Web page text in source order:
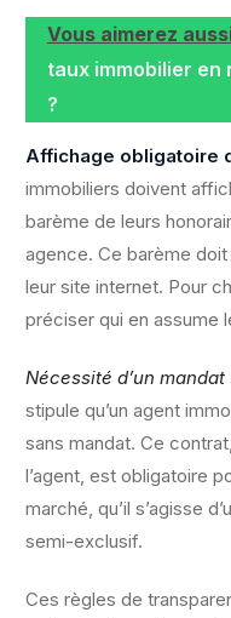
Vous aimerez
taux immobilier en
?
Affichage obligatoire
immobiliers doivent
barème de leurs
agence. Ce barème
leur site internet. Pour
préciser qui en assume
Nécessité d’un mandat
stipule qu’un agent
sans mandat. Ce
l’agent, est obligatoire
marché, qu’il s’agisse
semi-exclusif.
Ces règles de